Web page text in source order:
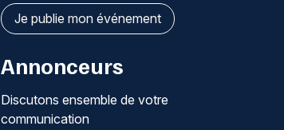
Je publie mon événement
Annonceurs
Discutons ensemble de votre
communication